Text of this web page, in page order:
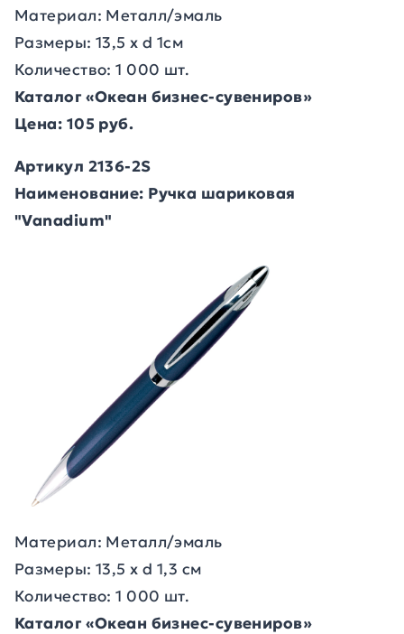
Материал: Металл/эмаль
Размеры: 13,5 х d 1см
Количество: 1 000 шт.
Каталог «Океан бизнес-сувениров»
Цена: 105 руб.
Артикул 2136-2S
Наименование: Ручка шариковая
"Vanadium"
Материал: Металл/эмаль
Размеры: 13,5 х d 1,3 см
Количество: 1 000 шт.
Каталог «Океан бизнес-сувениров»